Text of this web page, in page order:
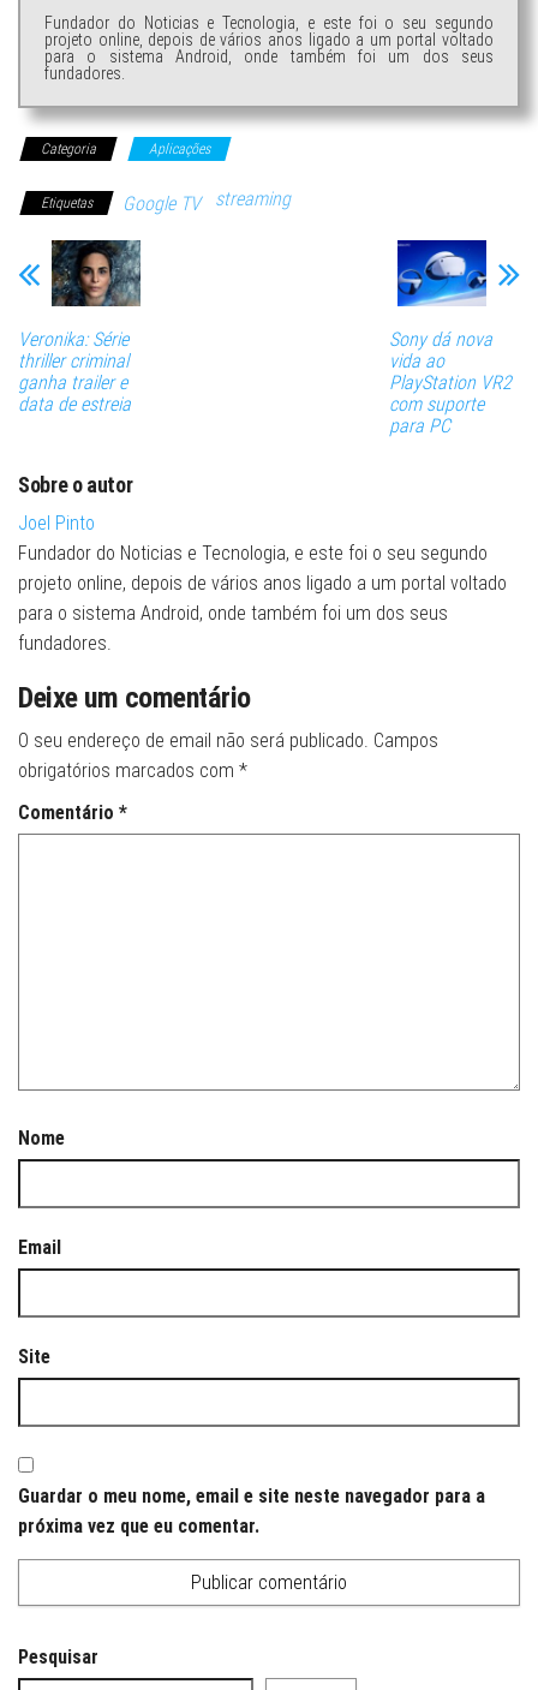
Fundador do Noticias e Tecnologia, e este foi o seu segundo
projeto online, depois de vários anos ligado a um portal voltado
para o sistema Android, onde também foi um dos seus
fundadores.
Categoria Aplicações
Etiquetas Google TV streaming
Veronika: Série
thriller criminal
ganha trailer e
data de estreia
Sony dá nova
vida ao
PlayStation VR2
com suporte
para PC
Sobre o autor
Joel Pinto
Fundador do Noticias e Tecnologia, e este foi o seu segundo
projeto online, depois de vários anos ligado a um portal voltado
para o sistema Android, onde também foi um dos seus
fundadores.
Deixe um comentário
O seu endereço de email não será publicado. Campos
obrigatórios marcados com *
Comentário *
Nome
Email
Site
Guardar o meu nome, email e site neste navegador para a
próxima vez que eu comentar.
Pesquisar